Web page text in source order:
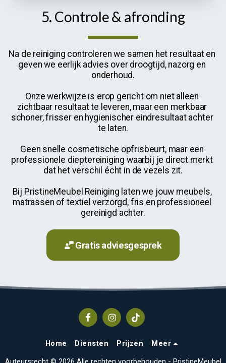
5. Controle & afronding
Na de reiniging controleren we samen het resultaat en
geven we eerlijk advies over droogtijd, nazorg en
onderhoud.
Onze werkwijze is erop gericht om niet alleen
zichtbaar resultaat te leveren, maar een merkbaar
schoner, frisser en hygienischer eindresultaat achter
te laten.
Geen snelle cosmetische opfrisbeurt, maar een
professionele dieptereiniging waarbij je direct merkt
dat het verschil écht in de vezels zit.
Bij PristineMeubel Reiniging laten we jouw meubels,
matrassen of textiel verzorgd, fris en professioneel
gereinigd achter.
Gratis adviesgesprek
Home Diensten Prijzen
Meer